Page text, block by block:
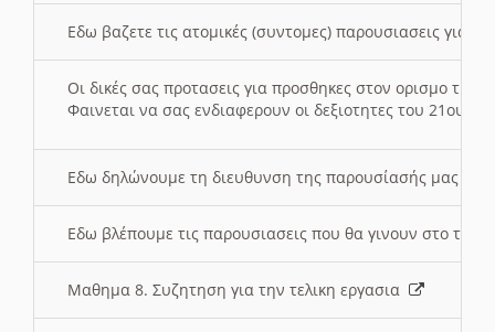
Εδω βαζετε τις ατομικές (συντομες) παρουσιασεις για
Οι δικές σας προτασεις για προσθηκες στον ορισμο
Φαινεται να σας ενδιαφερουν οι δεξιοτητες του 21ου
Εδω δηλώνουμε τη διευθυνση της παρουσίασής μας
Εδω βλέπουμε τις παρουσιασεις που θα γινουν στο
Μαθημα 8. Συζητηση για την τελικη εργασια